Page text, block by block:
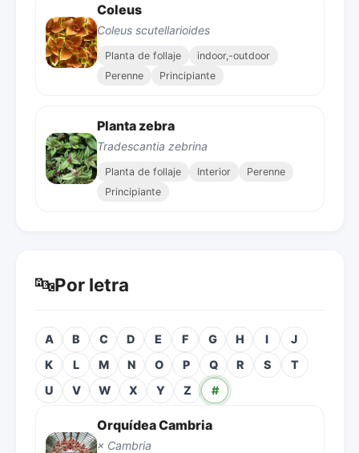
Coleus
Coleus scutellarioides
Planta de follaje
indoor,-outdoor
Perenne
Principiante
Planta zebra
Tradescantia zebrina
Planta de follaje Interior
Perenne
Principiante
🔤Por letra
A B C D E F G H I
J
K
L M N O P Q R S
T
U
V W X Y Z #
Orquídea Cambria
× Cambria